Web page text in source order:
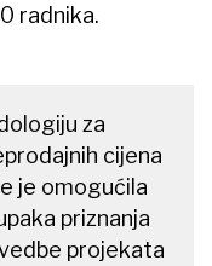
radnika.
za
cijena
je omogućila
priznanja
projekata